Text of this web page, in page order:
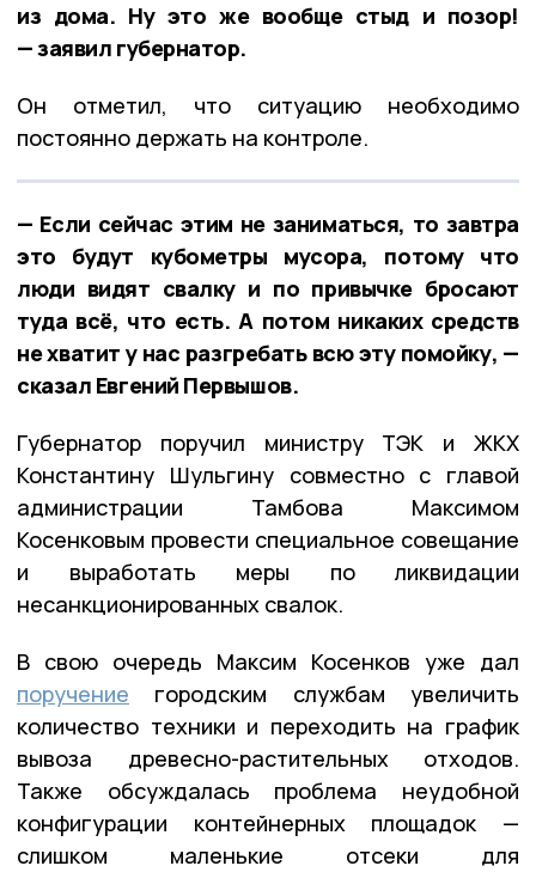
из дома. Ну это же вообще стыд и позор!
— заявил губернатор.
Он отметил, что ситуацию необходимо
постоянно держать на контроле.
— Если сейчас этим не заниматься, то завтра
это будут кубометры мусора, потому что
люди видят свалку и по привычке бросают
туда всё, что есть. А потом никаких средств
не хватит у нас разгребать всю эту помойку, —
сказал Евгений Первышов.
Губернатор поручил министру ТЭК и ЖКХ
Константину Шульгину совместно с главой
администрации Тамбова Максимом
Косенковым провести специальное совещание
и выработать меры по ликвидации
несанкционированных свалок.
В свою очередь Максим Косенков уже дал
поручение городским службам увеличить
количество техники и переходить на график
вывоза древесно-растительных отходов.
Также обсуждалась проблема неудобной
конфигурации контейнерных площадок —
слишком маленькие отсеки для